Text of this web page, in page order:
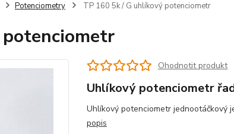
Potenciometry TP 160 5k / G uhlíkový potenciometr
Ohodnotit produkt
Uhlíkový potenciometr
Uhlíkový potenciometr jednootáčkový
popis